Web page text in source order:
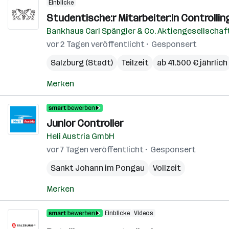
Einblicke
Studentische:r Mitarbeiter:in
Bankhaus Carl Spängler & Co.
vor 2 Tagen veröffentlicht
Gesponsert
Salzburg (Stadt)
Teilzeit ab 41.500 € jährlich
Merken
Junior Controller
Heli Austria GmbH
vor 7 Tagen veröffentlicht
Gesponsert
Sankt Johann im Pongau
Vollzeit
Merken
Einblicke Videos